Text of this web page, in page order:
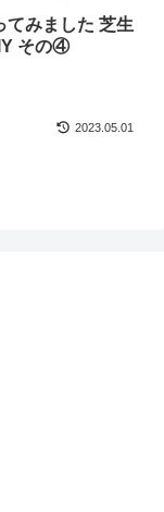
てみました 芝生
その④
2023.05.01